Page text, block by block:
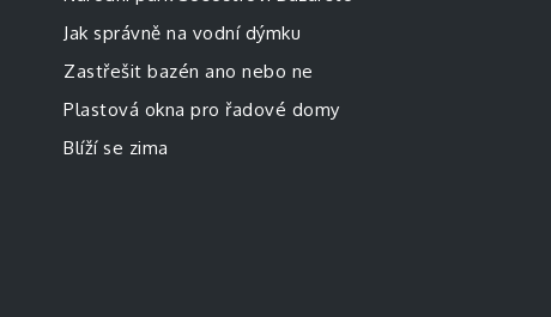
Jak správně na vodní dýmku
Zastřešit bazén ano nebo ne
Plastová okna pro řadové domy
Blíží se zima